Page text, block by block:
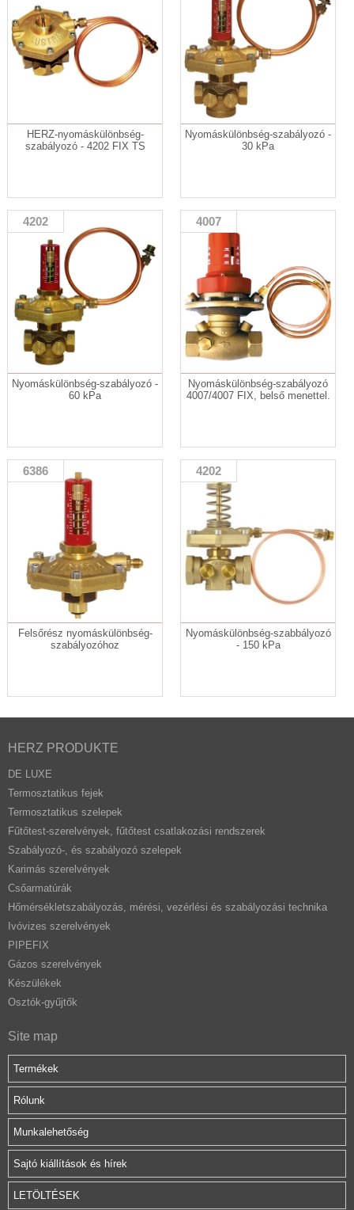
HERZ-nyomáskülönbség-
szabályozó - 4202 FIX TS
Nyomáskülönbség-szabályozó -
30 kPa
4202
Nyomáskülönbség-szabályozó -
60 kPa
4007
Nyomáskülönbség-szabályozó
4007/4007 FIX, belső menettel.
6386
Felsőrész nyomáskülönbség-
szabályozóhoz
4202
Nyomáskülönbség-szabbályozó
- 150 kPa
HERZ PRODUKTE
DE LUXE
Termosztatikus fejek
Termosztatikus szelepek
Fűtőtest-szerelvények, fűtőtest csatlakozási rendszerek
Szabályozó-, és szabályozó szelepek
Karimás szerelvények
Csőarmatúrák
Hőmérsékletszabályozás, mérési, vezérlési és szabályozási technika
Ivóvizes szerelvények
PIPEFIX
Gázos szerelvények
Készülékek
Osztók-gyűjtők
Site map
Termékek
Rólunk
Munkalehetőség
Sajtó kiállítások és hírek
LETÖLTÉSEK